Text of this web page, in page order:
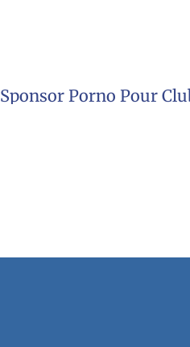
Sponsor Porno Pour